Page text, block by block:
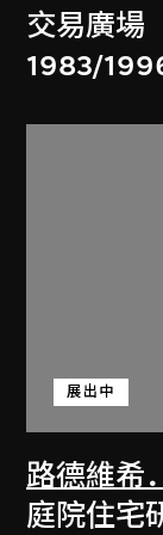
交易廣場
1983/
路德維希
展出中
庭院住宅